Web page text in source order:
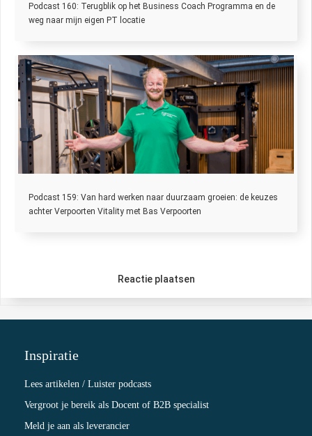
Podcast 160: Terugblik op het Business Coach Programma en de
weg naar mijn eigen PT locatie
Podcast 159: Van hard werken naar duurzaam groeien: de keuzes
achter Verpoorten Vitality met Bas Verpoorten
Reactie plaatsen
Inspiratie
Lees artikelen / Luister podcasts
Vergroot je bereik als Docent of B2B specialist
Meld je aan als leverancier